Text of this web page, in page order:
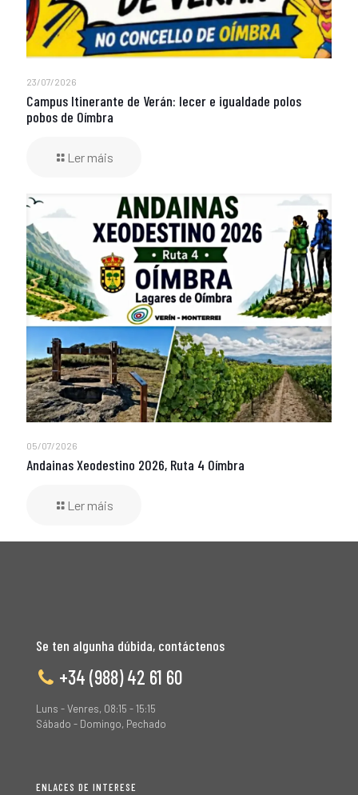
23/07/2026
Campus Itinerante de Verán: lecer e igualdade polos
pobos de Oímbra
Ler máis
05/07/2026
Andainas Xeodestino 2026, Ruta 4 Oímbra
Ler máis
Se ten algunha dúbida, contáctenos
+34 (988) 42 61 60
Luns - Venres, 08:15 - 15:15
Sábado - Domingo, Pechado
ENLACES DE INTERESE